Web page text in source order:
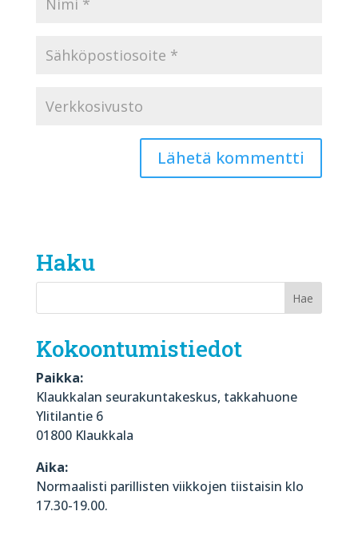
Haku
Kokoontumistiedot
Paikka:
Klaukkalan seurakuntakeskus, takkahuone
Ylitilantie 6
01800 Klaukkala
Aika:
Normaalisti parillisten viikkojen tiistaisin klo
17.30-19.00.